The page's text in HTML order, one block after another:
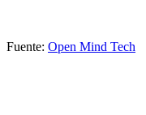
Fuente: Open Mind Tech